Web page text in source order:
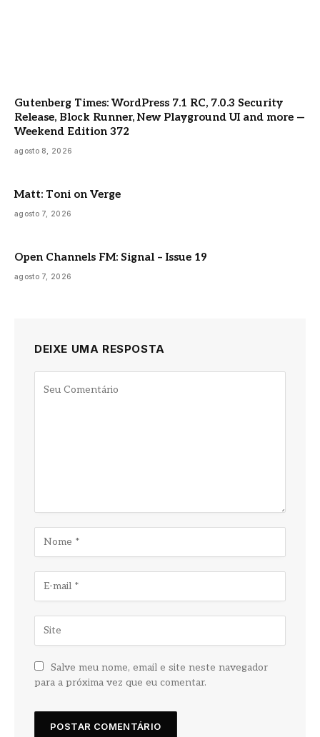
Gutenberg Times: WordPress 7.1 RC, 7.0.3 Security
Release, Block Runner, New Playground UI and more —
Weekend Edition 372
agosto 8, 2026
Matt: Toni on Verge
agosto 7, 2026
Open Channels FM: Signal – Issue 19
agosto 7, 2026
DEIXE UMA RESPOSTA
Salve meu nome, email e site neste navegador
para a próxima vez que eu comentar.